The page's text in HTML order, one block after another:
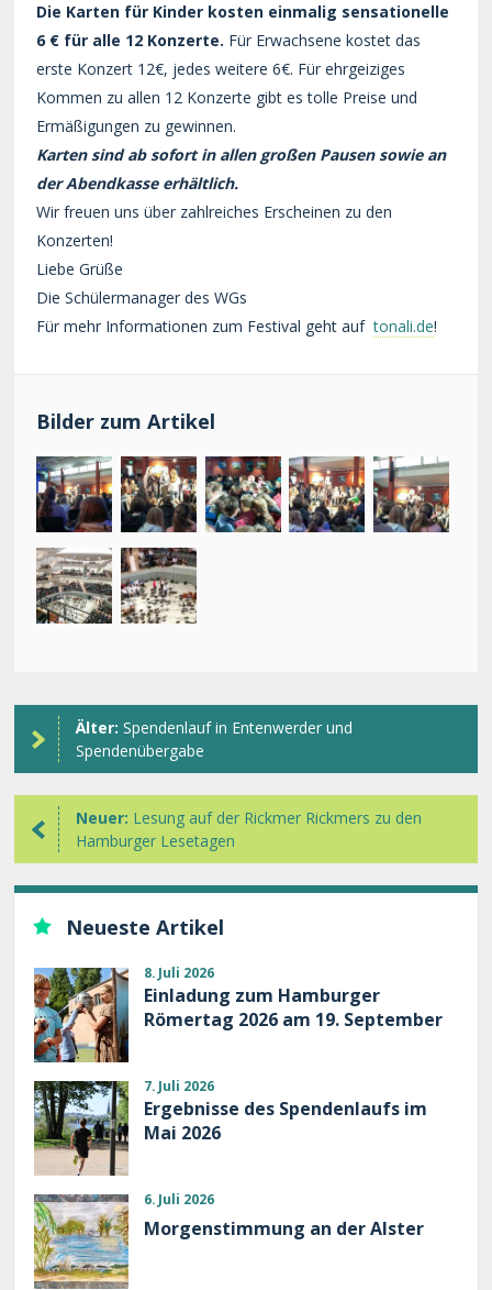
Die Karten für Kinder kosten einmalig sensationelle
6 € für alle 12 Konzerte. Für Erwachsene kostet das
erste Konzert 12€, jedes weitere 6€. Für ehrgeiziges
Kommen zu allen 12 Konzerte gibt es tolle Preise und
Ermäßigungen zu gewinnen.
Karten sind ab sofort in allen großen Pausen sowie an
der Abendkasse erhältlich.
Wir freuen uns über zahlreiches Erscheinen zu den
Konzerten!
Liebe Grüße
Die Schülermanager des WGs
Für mehr Informationen zum Festival geht auftonali.de!
Bilder zum Artikel
Älter:Spendenlauf in Entenwerder und
Spendenübergabe
Neuer: Lesung auf der Rickmer Rickmers zu den
Hamburger Lesetagen
Neueste Artikel
8. Juli 2026
Einladung zum Hamburger
Römertag 2026 am 19. September
7. Juli 2026
Ergebnisse des Spendenlaufs im
Mai 2026
6. Juli 2026
Morgenstimmung an der Alster